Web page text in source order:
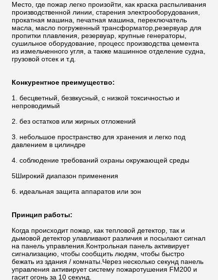
Место, где пожар легко произойти, как краска распыливания
производственной линии, старения электрооборудования,
прокатная машина, печатная машина, переключатель
масла, масло погруженный трансформатор,резервуар для
пропитки плавления, резервуар, крупные генераторы,
сушильное оборудование, процесс производства цемента
из измельченного угля, а также машинное отделение судна,
грузовой отсек и т.д.
Конкурентное преимущество:
1. бесцветный, безвкусный, с низкой токсичностью и
непроводимый
2. без остатков или жирных отложений
3. небольшое пространство для хранения и легко под
давлением в цилиндре
4. соблюдение требований охраны окружающей среды
5Широкий диапазон применения
6. идеальная защита аппаратов или зон
Принцип работы:
Когда происходит пожар, как тепловой детектор, так и
дымовой детектор улавливают различия и посылают сигнал
на панель управления.Контрольная панель активирует
сигнализацию, чтобы сообщить людям, чтобы быстро
бежать из здания / комнаты.Через несколько секунд панель
управления активирует систему пожаротушения FM200 и
гасит огонь за 10 секунд.